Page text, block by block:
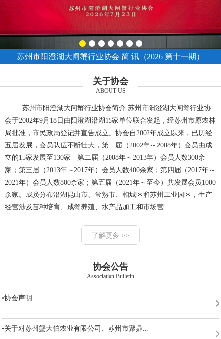
苏州市阳澄湖大闸蟹行业协会 简 讯（2026 第十一期）
关于协会
ABOUT US
苏州市阳澄湖大闸蟹行业协会简介 苏州市阳澄湖大闸蟹行业协
会于2002年9月18日由阳澄湖沿湖15家单位联合发起，经苏州市原农林
局批准，市民政局登记并宣告成立。协会自2002年成立以来，已历经
五届发展，会员队伍不断壮大，第一届（2002年～2008年）会员由成
立的15家发展至130家；第二届（2008年～2013年）会员人数300余
家；第三届（2013年～2017年）会员人数400余家；第四届（2017年～
2021年）会员人数800余家；第五届（2021年～至今）共发展会员1000
余家。成员分布沿湖昆山市、常熟市、相城区和苏州工业园区，生产
经营涉及苗种培育、成蟹养殖、水产品加工和市场营.....
了解更多 >>
协会公告
Association Bulletin
•协会声明
•关于对苏州蟹大伯农业有限公司、苏州市聚鼎...